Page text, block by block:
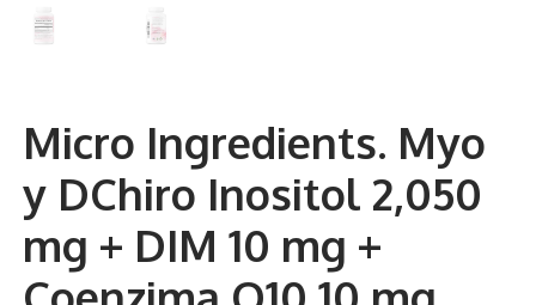
Antioxidantes
Cabello, Piel y Uñas
Sueño
Omega 3 Y Omega 369
Niños
Micro Ingredients. Myo
y DChiro Inositol 2,050
mg + DIM 10 mg +